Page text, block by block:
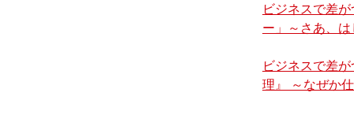
ビジネスで差
ー」～さあ、は
ビジネスで差
理』 ～なぜか